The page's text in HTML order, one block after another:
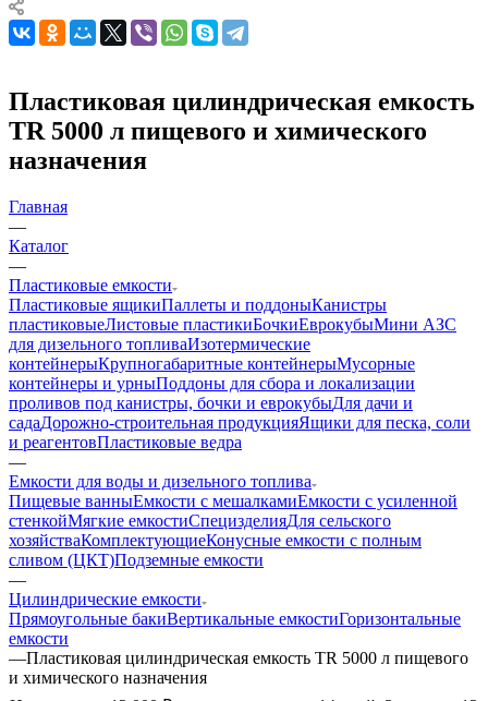
Пластиковая цилиндрическая емкость
TR 5000 л пищевого и химического
назначения
Главная
—
Каталог
—
Пластиковые емкости
Пластиковые ящикиПаллеты и поддоныКанистры
пластиковыеЛистовые пластикиБочкиЕврокубыМини АЗС
для дизельного топливаИзотермические
контейнерыКрупногабаритные контейнерыМусорные
контейнеры и урныПоддоны для сбора и локализации
проливов под канистры, бочки и еврокубыДля дачи и
садаДорожно-строительная продукцияЯщики для песка, соли
и реагентовПластиковые ведра
—
Емкости для воды и дизельного топлива
Пищевые ванныЕмкости с мешалкамиЕмкости с усиленной
стенкойМягкие емкостиСпецизделияДля сельского
хозяйстваКомплектующиеКонусные емкости с полным
сливом (ЦКТ)Подземные емкости
—
Цилиндрические емкости
Прямоугольные бакиВертикальные емкостиГоризонтальные
емкости
—Пластиковая цилиндрическая емкость TR 5000 л пищевого
и химического назначения